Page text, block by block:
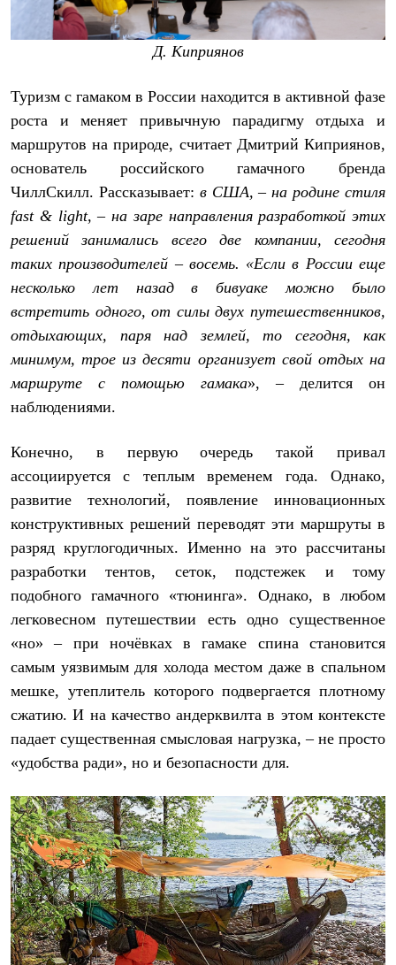
Комбинезоны
Брюки
Утепленная синтетикой
Куртки
Брюки
Лёгкая одежда
Футболки
Брюки
Софтшелл одежда
Куртки
Флисовая одежда
Куртки
Брюки
Комбинезоны
Термобелье
Комплект термобелья
Снаряжение
Палатки и тенты
Палатки
Тенты
Аксессуары для палаток
Экспедиционные
Легкоходные
Альпинистские
Городские
Аксессуары для рюкзаков
Спальные мешки
Пуховые
Комбинированные
С синтетическим утеплителем
Аксессуары для спальников
Кошельки
Сумки
Гермомешки
Полезные аксессуары
Книги
Коврики
Обувь
Сапоги
Ботинки
Мужская обувь
Ботинки
Кроссовки
Сапоги
Гамаши и бахилы
Гамаши
Бахилы
Тапочки и чуни
Д. Киприянов
Туризм с гамаком в России находится в активной фазе
роста и меняет привычную парадигму отдыха и
маршрутов на природе, считает Дмитрий Киприянов,
основатель российского гамачного бренда
ЧиллСкилл. Рассказывает: в США, – на родине стиля
fast & light, – на заре направления разработкой этих
решений занимались всего две компании, сегодня
таких производителей – восемь. «Если в России еще
несколько лет назад в бивуаке можно было
встретить одного, от силы двух путешественников,
отдыхающих, паря над землей, то сегодня, как
минимум, трое из десяти организует свой отдых на
маршруте с помощью гамака», – делится он
наблюдениями.
Конечно, в первую очередь такой привал
ассоциируется с теплым временем года. Однако,
развитие технологий, появление инновационных
конструктивных решений переводят эти маршруты в
разряд круглогодичных. Именно на это рассчитаны
разработки тентов, сеток, подстежек и тому
подобного гамачного «тюнинга». Однако, в любом
легковесном путешествии есть одно существенное
«но» – при ночёвках в гамаке спина становится
самым уязвимым для холода местом даже в спальном
мешке, утеплитель которого подвергается плотному
сжатию. И на качество андерквилта в этом контексте
падает существенная смысловая нагрузка, – не просто
«удобства ради», но и безопасности для.